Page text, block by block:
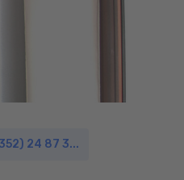
24 87 3...